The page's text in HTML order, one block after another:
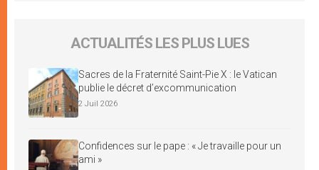
ACTUALITÉS LES PLUS LUES
Sacres de la Fraternité Saint-Pie X : le Vatican
publie le décret d’excommunication
2 Juil 2026
Confidences sur le pape : « Je travaille pour un
ami »